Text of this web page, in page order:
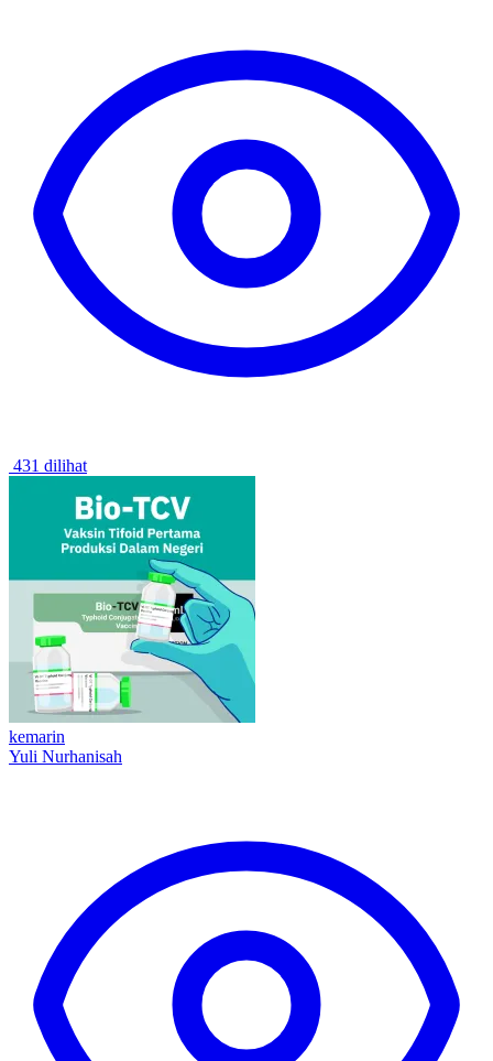
431 dilihat
kemarin
Yuli Nurhanisah